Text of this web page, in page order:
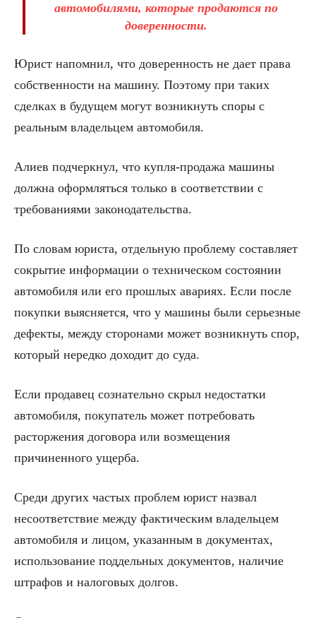
автомобилями, которые продаются по
доверенности.
Юрист напомнил, что доверенность не дает права
собственности на машину. Поэтому при таких
сделках в будущем могут возникнуть споры с
реальным владельцем автомобиля.
Алиев подчеркнул, что купля-продажа машины
должна оформляться только в соответствии с
требованиями законодательства.
По словам юриста, отдельную проблему составляет
сокрытие информации о техническом состоянии
автомобиля или его прошлых авариях. Если после
покупки выясняется, что у машины были серьезные
дефекты, между сторонами может возникнуть спор,
который нередко доходит до суда.
Если продавец сознательно скрыл недостатки
автомобиля, покупатель может потребовать
расторжения договора или возмещения
причиненного ущерба.
Среди других частых проблем юрист назвал
несоответствие между фактическим владельцем
автомобиля и лицом, указанным в документах,
использование поддельных документов, наличие
штрафов и налоговых долгов.